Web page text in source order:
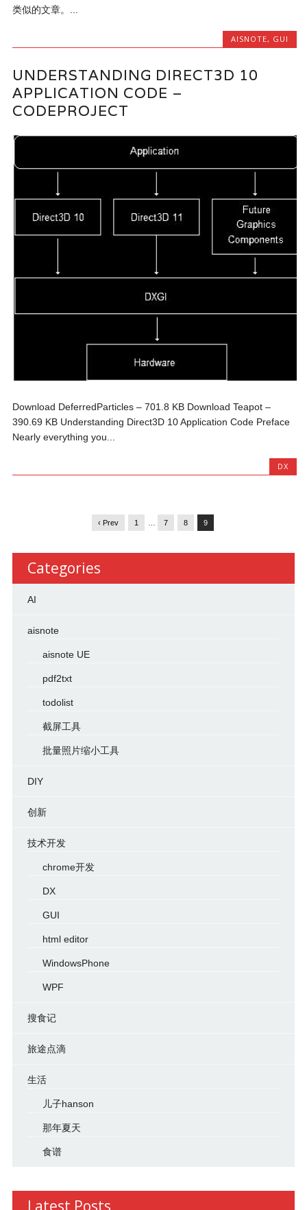
类似的文章。...
AISNOTE, GUI
UNDERSTANDING DIRECT3D 10
APPLICATION CODE –
CODEPROJECT
Download DeferredParticles – 701.8 KB Download Teapot –
390.69 KB Understanding Direct3D 10 Application Code Preface
Nearly everything you...
DX
‹ Prev 1 7 8 9
Categories
AI
aisnote
aisnote UE
pdf2txt
todolist
截屏工具
批量照片缩小工具
DIY
创新
技术开发
chrome开发
DX
GUI
html editor
WindowsPhone
WPF
搜食记
旅途点滴
生活
儿子hanson
那年夏天
食谱
Latest Posts